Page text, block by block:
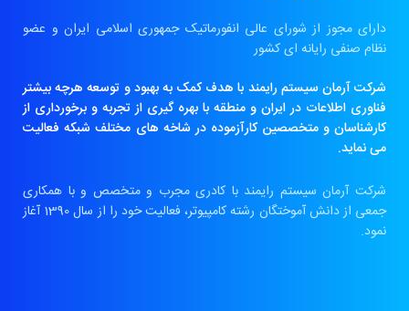
دارای مجوز از شورای عالی انفورماتیک جمهوری اسلامی ایران و عضو
نظام صنفی رایانه ای کشور
شرکت آرمان سیستم رایمند با هدف کمک به بهبود و توسعه هرچه بیشتر
فناوری اطلاعات در ایران و منطقه با بهره گیری از تجربه و برخورداری از
کارشناسان و متخصصین کارآزموده در شاخه های مختلف شبکه فعالیت
می نماید.
شرکت آرمان سیستم رایمند با کادری مجرب و متخصص و با همکاری
جمعی از دانش آموختگان رشته کامپیوتر، فعالیت خود را از سال 1390 آغاز
نمود.